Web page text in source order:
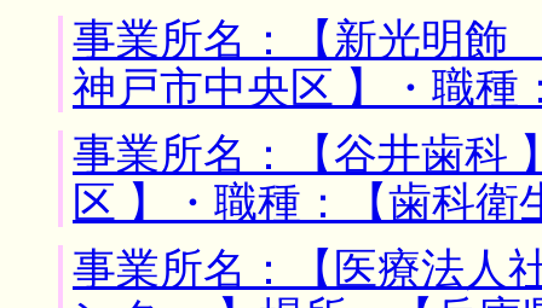
事業所名：【新光明飾
神戸市中央区 】・職種
事業所名：【谷井歯科
区 】・職種：【歯科
事業所名：【医療法